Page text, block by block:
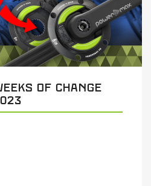
of Change